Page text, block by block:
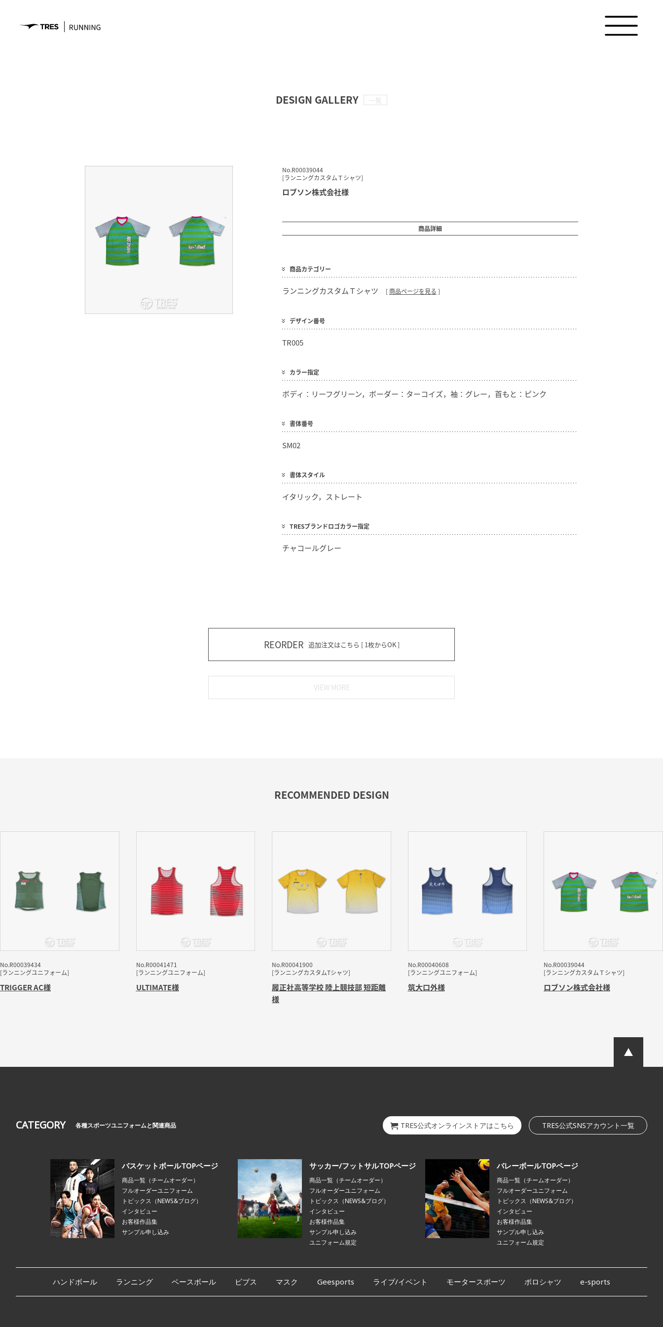
DESIGN GALLERY 一覧
No.R00039044
[ランニングカスタムＴシャツ]
ロブソン株式会社様
商品詳細
商品カテゴリー
ランニングカスタムＴシャツ [ 商品ページを見る ]
デザイン番号
TR005
カラー指定
ボディ：リーフグリーン，ボーダー：ターコイズ，袖：グレー，首もと：ピンク
書体番号
SM02
書体スタイル
イタリック，ストレート
TRESブランドロゴカラー指定
チャコールグレー
REORDER 追加注文はこちら [ 1枚からOK ]
VIEW MORE
RECOMMENDED DESIGN
No.R00039434
[ランニングユニフォーム]
TRIGGER AC様
No.R00041471
[ランニングユニフォーム]
ULTIMATE様
No.R00041900
[ランニングカスタムTシャツ]
履正社高等学校 陸上競技部 短距離
様
No.R00040608
[ランニングユニフォーム]
筑大口外様
No.R00039044
[ランニングカスタムＴシャツ]
ロブソン株式会社様
CATEGORY 各種スポーツユニフォームと関連商品 TRES公式オンラインストアはこちら TRES公式SNSアカウント一覧
バスケットボールTOPページ
商品一覧（チームオーダー）
フルオーダーユニフォーム
トピックス（NEWS&ブログ）
インタビュー
お客様作品集
サンプル申し込み
サッカー/フットサルTOPページ
商品一覧（チームオーダー）
フルオーダーユニフォーム
トピックス（NEWS&ブログ）
インタビュー
お客様作品集
サンプル申し込み
ユニフォーム規定
バレーボールTOPページ
商品一覧（チームオーダー）
フルオーダーユニフォーム
トピックス（NEWS&ブログ）
インタビュー
お客様作品集
サンプル申し込み
ユニフォーム規定
ハンドボール ランニング ベースボール ビブス マスク Geesports ライブ/イベント モータースポーツ ポロシャツ e-sports